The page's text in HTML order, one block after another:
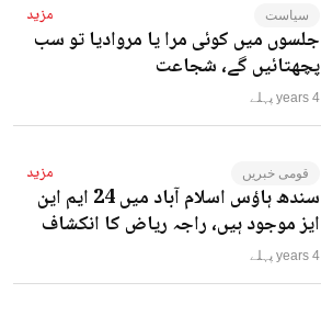
سیاست مزید
جلسوں میں کوئی مرا یا مروادیا تو سب
پچھتائیں گے، شجاعت
4 years پہلے
قومی خبریں مزید
سندھ ہاؤس اسلام آباد میں 24 ایم این
ایز موجود ہیں، راجہ ریاض کا انکشاف
4 years پہلے